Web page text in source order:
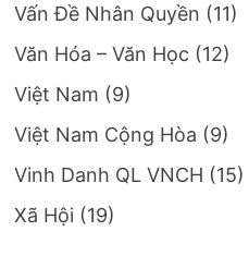
Vấn Đề Nhân Quyền (11)
Văn Hóa – Văn Học (12)
Việt Nam (9)
Việt Nam Cộng Hòa (9)
Vinh Danh QL VNCH (15)
Xã Hội (19)